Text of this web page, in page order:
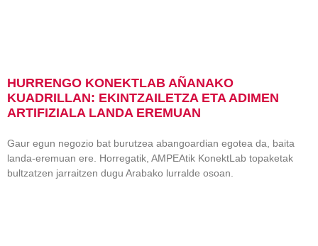
HURRENGO KONEKTLAB AÑANAKO
KUADRILLAN: EKINTZAILETZA ETA ADIMEN
ARTIFIZIALA LANDA EREMUAN
Gaur egun negozio bat burutzea abangoardian egotea da, baita
landa-eremuan ere. Horregatik, AMPEAtik KonektLab topaketak
bultzatzen jarraitzen dugu Arabako lurralde osoan.